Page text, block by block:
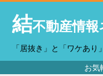
結不動産情
「居抜き」と「ワケあ
お気